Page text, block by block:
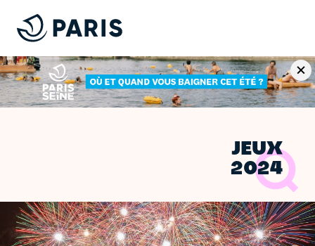
JEUX
2024